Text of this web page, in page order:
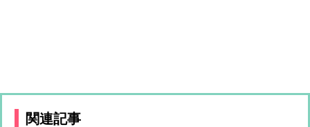
関連記事